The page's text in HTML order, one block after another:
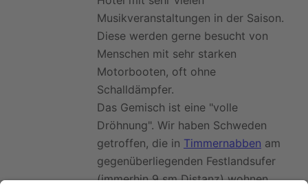
Musikveranstaltungen in der Saison.
Diese werden gerne besucht von
Menschen mit sehr starken
Motorbooten, oft ohne
Schalldämpfer.
Das Gemisch ist eine "volle
Dröhnung". Wir haben Schweden
getroffen, die in Timmernabben am
gegenüberliegenden Festlandsufer
(immerhin 9 sm Distanz) wohnen.